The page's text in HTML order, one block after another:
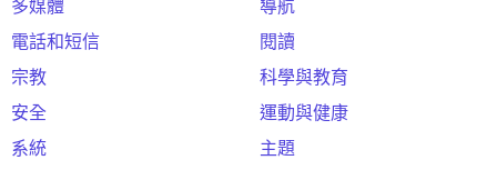
多媒體
導航
電話和短信
閱讀
宗教
科學與教育
安全
運動與健康
系統
主題